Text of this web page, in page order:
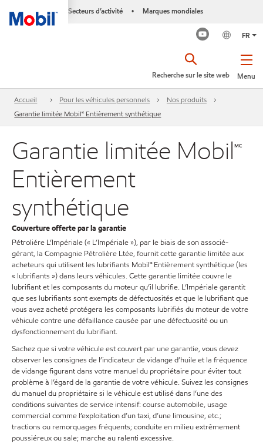
Secteurs d’activité • Marques mondiales
FR
Menu
Recherche sur le site web
Accueil Pour les véhicules personnels
Nos produits
Garantie limitée Mobil🅪 Entièrement synthétique
Garantie limitée Mobil🅪
Entièrement
synthétique
Couverture offerte par la garantie
Pétroliére L’Impériale (« L’Impériale »), par le biais de son associé-
gérant, la Compagnie Pétrolière Ltée, fournit cette garantie limitée aux
acheteurs qui utilisent les lubrifiants Mobil🅪 Entièrement synthétique (les
« lubrifiants ») dans leurs véhicules. Cette garantie limitée couvre le
lubrifiant et les composants du moteur qu’il lubrifie. L’Impériale garantit
que ses lubrifiants sont exempts de défectuosités et que le lubrifiant que
vous avez acheté protégera les composants lubrifiés du moteur de votre
véhicule contre une défaillance causée par une défectuosité ou un
dysfonctionnement du lubrifiant.
Sachez que si votre véhicule est couvert par une garantie, vous devez
observer les consignes de l’indicateur de vidange d’huile et la fréquence
de vidange figurant dans votre manuel du propriétaire pour éviter tout
problème à l’égard de la garantie de votre véhicule. Suivez les consignes
du manuel du propriétaire si le véhicule est utilisé dans l’une des
conditions suivantes de service intensif: course automobile, usage
commercial comme l’exploitation d’un taxi, d’une limousine, etc.;
tractions ou remorquages fréquents; conduite en milieu extrêmement
poussiéreux ou sale; marche au ralenti excessive.